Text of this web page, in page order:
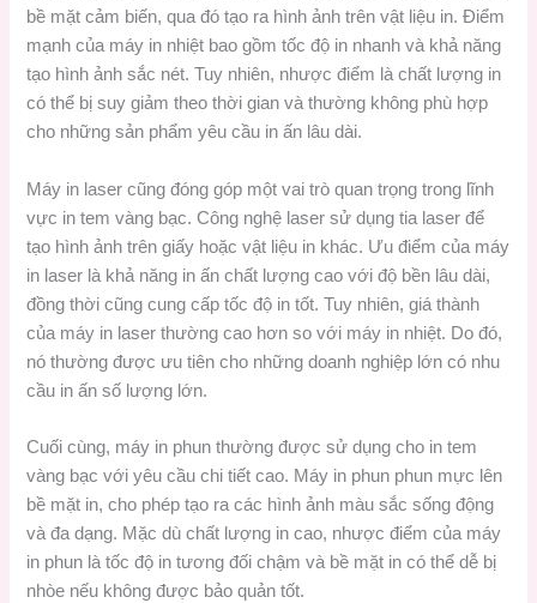
bề mặt cảm biến, qua đó tạo ra hình ảnh trên vật liệu in. Điểm
mạnh của máy in nhiệt bao gồm tốc độ in nhanh và khả năng
tạo hình ảnh sắc nét. Tuy nhiên, nhược điểm là chất lượng in
có thể bị suy giảm theo thời gian và thường không phù hợp
cho những sản phẩm yêu cầu in ấn lâu dài.
Máy in laser cũng đóng góp một vai trò quan trọng trong lĩnh
vực in tem vàng bạc. Công nghệ laser sử dụng tia laser để
tạo hình ảnh trên giấy hoặc vật liệu in khác. Ưu điểm của máy
in laser là khả năng in ấn chất lượng cao với độ bền lâu dài,
đồng thời cũng cung cấp tốc độ in tốt. Tuy nhiên, giá thành
của máy in laser thường cao hơn so với máy in nhiệt. Do đó,
nó thường được ưu tiên cho những doanh nghiệp lớn có nhu
cầu in ấn số lượng lớn.
Cuối cùng, máy in phun thường được sử dụng cho in tem
vàng bạc với yêu cầu chi tiết cao. Máy in phun phun mực lên
bề mặt in, cho phép tạo ra các hình ảnh màu sắc sống động
và đa dạng. Mặc dù chất lượng in cao, nhược điểm của máy
in phun là tốc độ in tương đối chậm và bề mặt in có thể dễ bị
nhòe nếu không được bảo quản tốt.